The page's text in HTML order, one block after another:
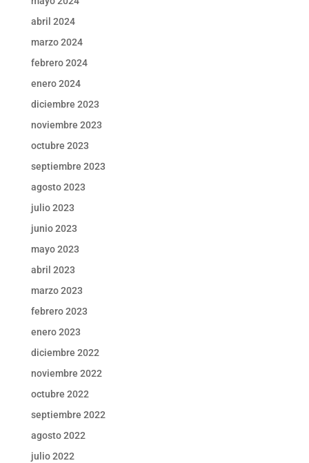
abril 2024
marzo 2024
febrero 2024
enero 2024
diciembre 2023
noviembre 2023
octubre 2023
septiembre 2023
agosto 2023
julio 2023
junio 2023
mayo 2023
abril 2023
marzo 2023
febrero 2023
enero 2023
diciembre 2022
noviembre 2022
octubre 2022
septiembre 2022
agosto 2022
julio 2022